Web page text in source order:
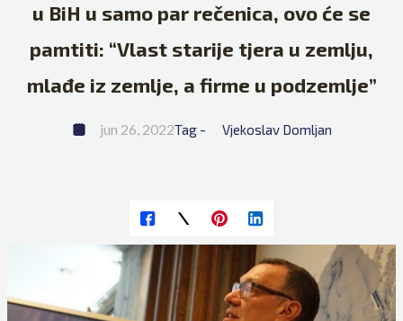
u BiH u samo par rečenica, ovo će se
pamtiti: “Vlast starije tjera u zemlju,
mlađe iz zemlje, a firme u podzemlje”
jun 26, 2022Tag - Vjekoslav Domljan